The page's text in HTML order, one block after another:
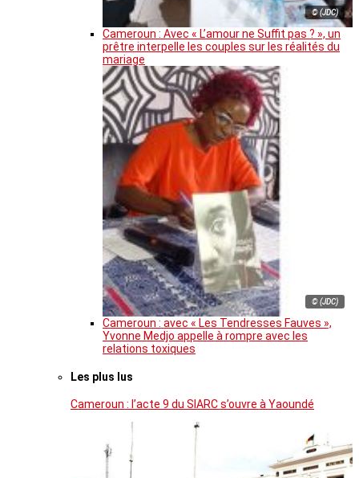
© (JDC)
Cameroun : Avec « L’amour ne Suffit pas ? », un
prêtre interpelle les couples sur les réalités du
mariage
© (JDC)
Cameroun : avec « Les Tendresses Fauves »,
Yvonne Medjo appelle à rompre avec les
relations toxiques
Les plus lus
Cameroun : l’acte 9 du SIARC s’ouvre à Yaoundé